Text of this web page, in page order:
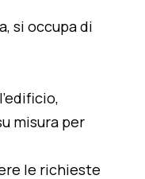
si occupa di
misura per
le richieste